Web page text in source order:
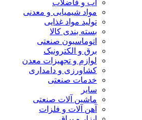
آب و فاضلاب
مواد شیمیایی و معدنی
تولید مواد غذایی
بسته بندی کالا
اتوماسیون صنعتی
برق و الکترونیک
لوازم و تجهیزات معدن
کشاورزی و دامداری
خدمات صنعتی
سایر
ماشین آلات صنعتی
آهن آلات و فلزات